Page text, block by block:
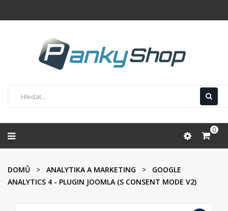
0
DOMŮ ANALYTIKA A MARKETING
GOOGLE
ANALYTICS 4 - PLUGIN JOOMLA (S CONSENT MODE V2)